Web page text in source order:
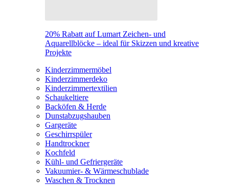
20% Rabatt auf Lumart Zeichen- und
Aquarellblöcke – ideal für Skizzen und kreative
Projekte
Kinderzimmermöbel
Kinderzimmerdeko
Kinderzimmertextilien
Schaukeltiere
Backöfen & Herde
Dunstabzugshauben
Gargeräte
Geschirrspüler
Handtrockner
Kochfeld
Kühl- und Gefriergeräte
Vakuumier- & Wärmeschublade
Waschen & Trocknen